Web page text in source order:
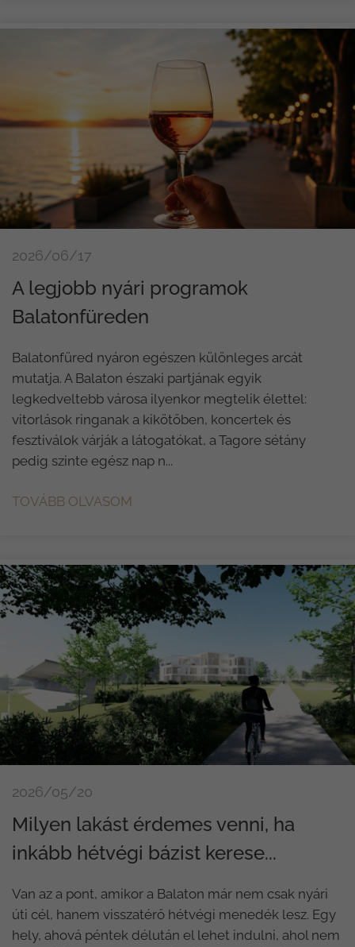
2026/06/17
A legjobb nyári programok
Balatonfüreden
Balatonfüred nyáron egészen különleges arcát
mutatja. A Balaton északi partjának egyik
legkedveltebb városa ilyenkor megtelik élettel:
vitorlások ringanak a kikötőben, koncertek és
fesztiválok várják a látogatókat, a Tagore sétány
pedig szinte egész nap n...
TOVÁBB OLVASOM
2026/05/20
Milyen lakást érdemes venni, ha
inkább hétvégi bázist kerese...
Van az a pont, amikor a Balaton már nem csak nyári
úti cél, hanem visszatérő hétvégi menedék lesz. Egy
hely, ahová péntek délután el lehet indulni, ahol nem